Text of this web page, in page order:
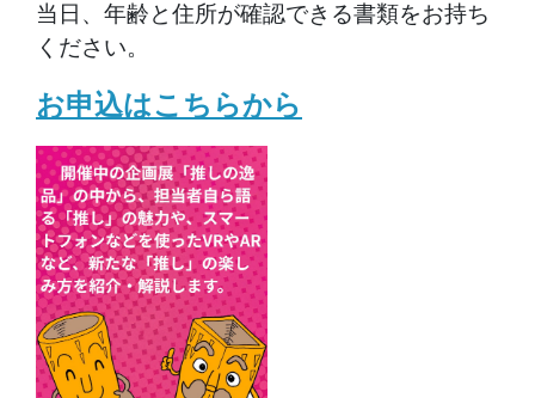
当日、年齢と住所が確認できる書類をお持ち
ください。
お申込はこちらから